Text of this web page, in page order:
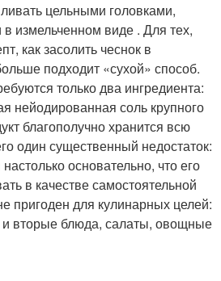
цельными головками,
измельченном виде . Для тех,
как засолить чеснок в
подходит «сухой» способ.
только два ингредиента:
нейодированная соль крупного
благополучно хранится всю
один существенный недостаток:
основательно, что его
в качестве самостоятельной
пригоден для кулинарных целей:
вторые блюда, салаты, овощные